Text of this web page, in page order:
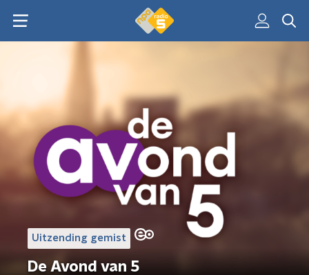
Uitzending gemist
De Avond van 5